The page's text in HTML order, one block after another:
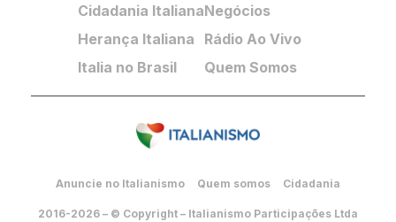
Cidadania Italiana
Herança Italiana
Italia no Brasil
Negócios
Rádio Ao Vivo
Quem Somos
Anuncie no Italianismo Quem somos Cidadania
2016-2026 – © Copyright – Italianismo Participações Ltda